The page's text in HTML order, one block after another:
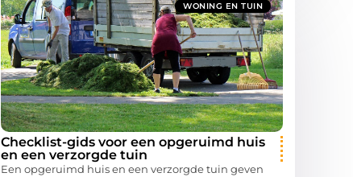
WONING EN TUIN
Checklist-gids voor een opgeruimd huis
en een verzorgde tuin
Een opgeruimd huis en een verzorgde tuin geven